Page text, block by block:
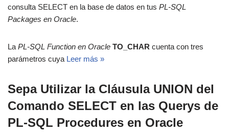
consulta SELECT en la base de datos en tus PL-SQL
Packages en Oracle.
La PL-SQL Function en Oracle TO_CHAR cuenta con tres
parámetros cuya Leer más »
Sepa Utilizar la Cláusula UNION del
Comando SELECT en las Querys de
PL-SQL Procedures en Oracle